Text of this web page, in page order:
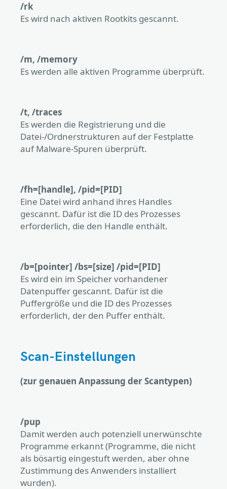
/rk
Es wird nach aktiven Rootkits gescannt.
/m, /memory
Es werden alle aktiven Programme überprüft.
/t, /traces
Es werden die Registrierung und die
Datei-/Ordnerstrukturen auf der Festplatte
auf Malware-Spuren überprüft.
/fh=[handle], /pid=[PID]
Eine Datei wird anhand ihres Handles
gescannt. Dafür ist die ID des Prozesses
erforderlich, die den Handle enthält.
/b=[pointer] /bs=[size] /pid=[PID]
Es wird ein im Speicher vorhandener
Datenpuffer gescannt. Dafür ist die
Puffergröße und die ID des Prozesses
erforderlich, der den Puffer enthält.
Scan-Einstellungen
(zur genauen Anpassung der Scantypen)
/pup
Damit werden auch potenziell unerwünschte
Programme erkannt (Programme, die nicht
als bösartig eingestuft werden, aber ohne
Zustimmung des Anwenders installiert
wurden).